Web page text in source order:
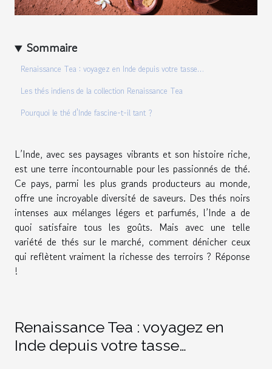
Sommaire
Renaissance Tea : voyagez en Inde depuis votre tasse…
Les thés indiens de la collection Renaissance Tea
Pourquoi le thé d'Inde fascine-t-il tant ?
L’Inde, avec ses paysages vibrants et son histoire riche,
est une terre incontournable pour les passionnés de thé.
Ce pays, parmi les plus grands producteurs au monde,
offre une incroyable diversité de saveurs. Des thés noirs
intenses aux mélanges légers et parfumés, l’Inde a de
quoi satisfaire tous les goûts. Mais avec une telle
variété de thés sur le marché, comment dénicher ceux
qui reflètent vraiment la richesse des terroirs ? Réponse
!
Renaissance Tea : voyagez en
Inde depuis votre tasse…